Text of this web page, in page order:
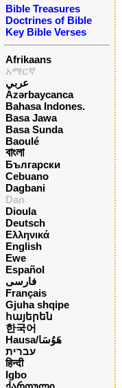
Bible Treasures
Doctrines of Bible
Key Bible Verses
Afrikaans
አማርኛ
عربي
Azərbaycanca
Bahasa Indones.
Basa Jawa
Basa Sunda
Baoulé
বাংলা
Български
Cebuano
Dagbani
Dan
Dioula
Deutsch
Ελληνικά
English
Ewe
Español
فارسی
Français
Gjuha shqipe
հայերեն
한국어
Hausa/هَوُسَا
עברית
हिन्दी
Igbo